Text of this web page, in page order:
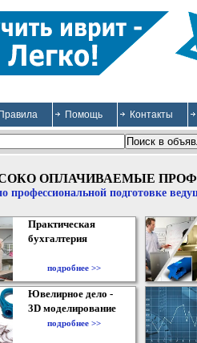
Правила Помощь Контакты
ОПЛАЧИВАЕМЫЕ
профессиональной подготовке
Практическая
бухгалтерия
подробнее >>
Ювелирное дело -
3D моделирование
подробнее >>